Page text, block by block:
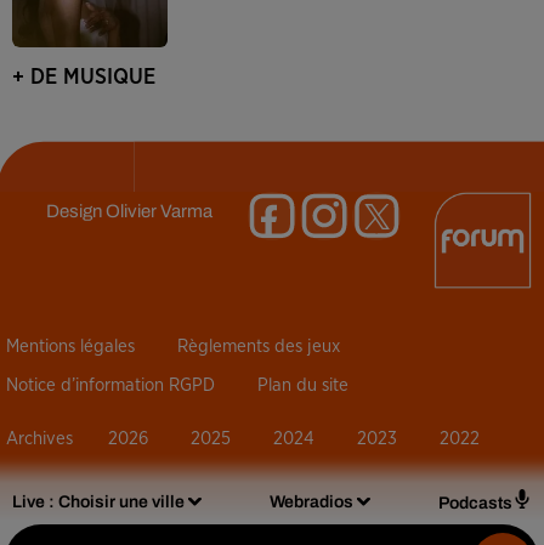
Live : Choisir une ville Webradios Podcasts
+ DE MUSIQUE
DesignOlivier Varma
Mentions légales Règlements des jeux
Notice d’information RGPD Plan du site
Archives 2026 2025 2024 2023 2022